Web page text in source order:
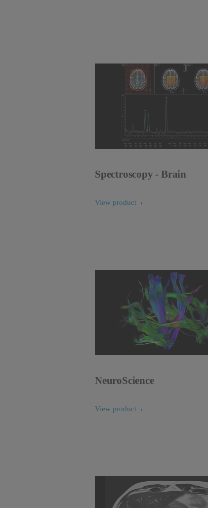
Spectroscopy - Brain
View product
NeuroScience
View product